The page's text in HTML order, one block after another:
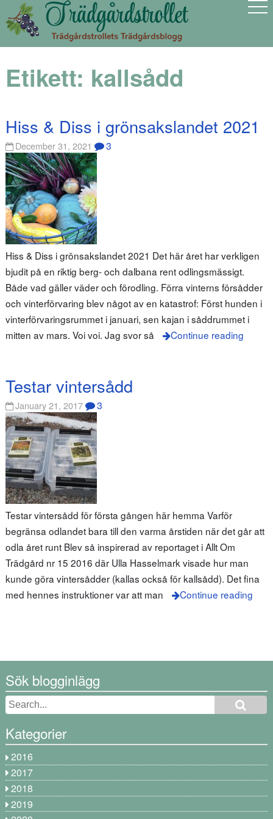
Etikett: kallsådd
Hiss & Diss i grönsakslandet 2021
December 31, 2021 3
Hiss & Diss i grönsakslandet 2021 Det här året har verkligen
bjudit på en riktig berg- och dalbana rent odlingsmässigt.
Både vad gäller väder och förodling. Förra vinterns försådder
och vinterförvaring blev något av en katastrof: Först hunden i
vinterförvaringsrummet i januari, sen kajan i såddrummet i
mitten av mars. Voi voi. Jag svor så
Continue reading
Testar vintersådd
January 21, 2017 3
Testar vintersådd för första gången här hemma Varför
begränsa odlandet bara till den varma årstiden när det går att
odla året runt Blev så inspirerad av reportaget i Allt Om
Trädgård nr 15 2016 där Ulla Hasselmark visade hur man
kunde göra vintersådder (kallas också för kallsådd). Det fina
med hennes instruktioner var att man
Continue reading
Sök blogginlägg
Kategorier
2016
2017
2018
2019